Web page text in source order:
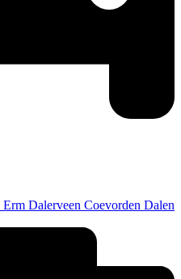
Erm Dalerveen Coevorden Dalen